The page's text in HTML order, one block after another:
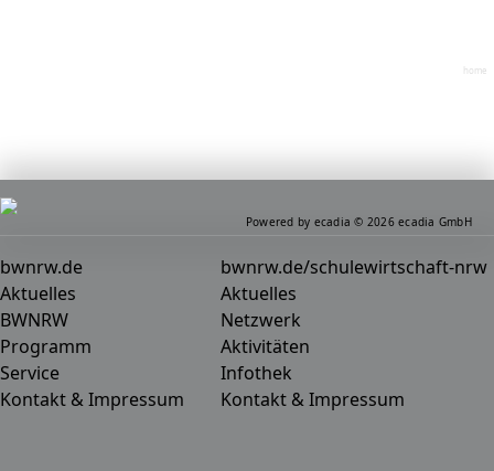
home
bwnrw.de
Aktuelles
BWNRW
Programm
Service
Kontakt & Impressum
bwnrw.de/schulewirtschaft-nrw
Aktuelles
Netzwerk
Aktivitäten
Infothek
Kontakt & Impressum
Powered by ecadia © 2026 ecadia GmbH